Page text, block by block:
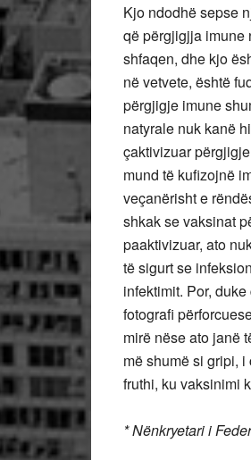
Kjo ndodhë sepse
që përgjigjja imune
shfaqen, dhe kjo
në vetvete, është
përgjigje imune
natyrale nuk kanë
çaktivizuar
mund të kufizojnë
veçanërisht e
shkak se vaksinat
paaktivizuar, ato
të sigurt se
infektimit. Por,
fotografi
mirë nëse ato janë
më shumë si gripi,
fruthi, ku vaksinimi
* Nënkryetari i